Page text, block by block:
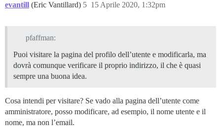
evantill (Eric Vantillard) 15 Aprile 2020, 1:32pm
5
pfaffman:
Puoi visitare la pagina del profilo dell’utente e modificarla, ma
dovrà comunque verificare il proprio indirizzo, il che è quasi
sempre una buona idea.
Cosa intendi per visitare? Se vado alla pagina dell’utente come
amministratore, posso modificare, ad esempio, il nome utente e il
nome, ma non l’email.